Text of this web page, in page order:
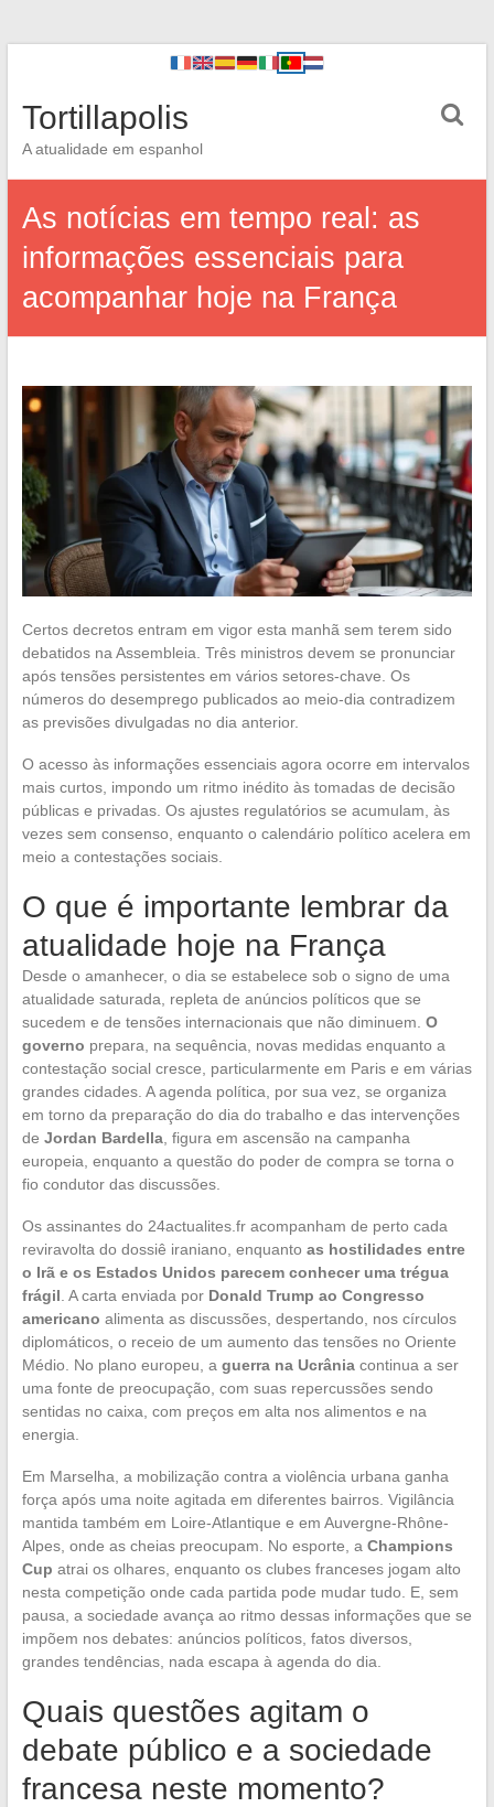
Tortillapolis
A atualidade em espanhol
As notícias em tempo real: as
informações essenciais para
acompanhar hoje na França
Certos decretos entram em vigor esta manhã sem terem sido
debatidos na Assembleia. Três ministros devem se pronunciar
após tensões persistentes em vários setores-chave. Os
números do desemprego publicados ao meio-dia contradizem
as previsões divulgadas no dia anterior.
O acesso às informações essenciais agora ocorre em intervalos
mais curtos, impondo um ritmo inédito às tomadas de decisão
públicas e privadas. Os ajustes regulatórios se acumulam, às
vezes sem consenso, enquanto o calendário político acelera em
meio a contestações sociais.
O que é importante lembrar da
atualidade hoje na França
Desde o amanhecer, o dia se estabelece sob o signo de uma
atualidade saturada, repleta de anúncios políticos que se
sucedem e de tensões internacionais que não diminuem. O
governo prepara, na sequência, novas medidas enquanto a
contestação social cresce, particularmente em Paris e em várias
grandes cidades. A agenda política, por sua vez, se organiza
em torno da preparação do dia do trabalho e das intervenções
de Jordan Bardella, figura em ascensão na campanha
europeia, enquanto a questão do poder de compra se torna o
fio condutor das discussões.
Os assinantes do 24actualites.fr acompanham de perto cada
reviravolta do dossiê iraniano, enquanto as hostilidades entre
o Irã e os Estados Unidos parecem conhecer uma trégua
frágil . A carta enviada por Donald Trump ao Congresso
americano alimenta as discussões, despertando, nos círculos
diplomáticos, o receio de um aumento das tensões no Oriente
Médio. No plano europeu, a guerra na Ucrâniacontinua a ser
uma fonte de preocupação, com suas repercussões sendo
sentidas no caixa, com preços em alta nos alimentos e na
energia.
Em Marselha, a mobilização contra a violência urbana ganha
força após uma noite agitada em diferentes bairros. Vigilância
mantida também em Loire-Atlantique e em Auvergne-Rhône-
Alpes, onde as cheias preocupam. No esporte, a Champions
Cup atrai os olhares, enquanto os clubes franceses jogam alto
nesta competição onde cada partida pode mudar tudo. E, sem
pausa, a sociedade avança ao ritmo dessas informações que se
impõem nos debates: anúncios políticos, fatos diversos,
grandes tendências, nada escapa à agenda do dia.
Quais questões agitam o
debate público e a sociedade
francesa neste momento?